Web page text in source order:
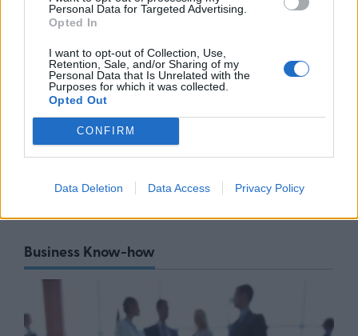
Personal Data for Targeted Advertising.
Opted In
I want to opt-out of Collection, Use,
Retention, Sale, and/or Sharing of my
Personal Data that Is Unrelated with the
Purposes for which it was collected.
Opted Out
CONFIRM
Data Deletion Data Access Privacy Policy
Προκηρύσσεται σήμερα από τη
Άμυνας του Αναπτυξιακού Νόμου
07/08/26|12:02
Πάνω από 1.500 έλεγχοι σε
περισσότερες από 300 παραλίες
Business Know-how